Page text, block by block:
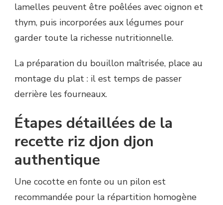
lamelles peuvent être poêlées avec oignon et
thym, puis incorporées aux légumes pour
garder toute la richesse nutritionnelle.
La préparation du bouillon maîtrisée, place au
montage du plat : il est temps de passer
derrière les fourneaux.
Étapes détaillées de la
recette riz djon djon
authentique
Une cocotte en fonte ou un pilon est
recommandée pour la répartition homogène